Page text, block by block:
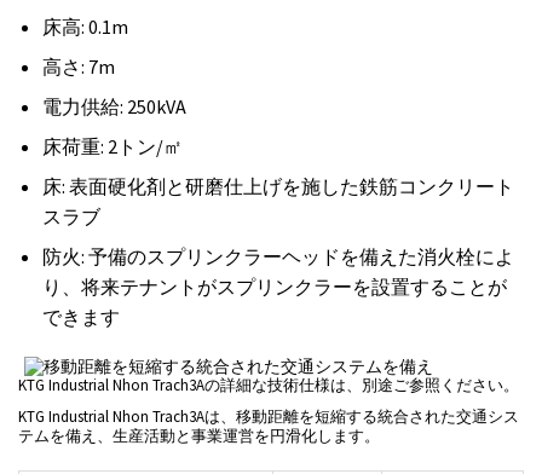
床高: 0.1m
高さ: 7m
電力供給: 250kVA
床荷重: 2トン/㎡
床: 表面硬化剤と研磨仕上げを施した鉄筋コンクリート
スラブ
防火: 予備のスプリンクラーヘッドを備えた消火栓によ
り、将来テナントがスプリンクラーを設置することが
できます
KTG Industrial Nhon Trach3Aの詳細な技術仕様は、別途ご参照ください。
KTG Industrial Nhon Trach3Aは、移動距離を短縮する統合された交通シス
テムを備え、生産活動と事業運営を円滑化します。